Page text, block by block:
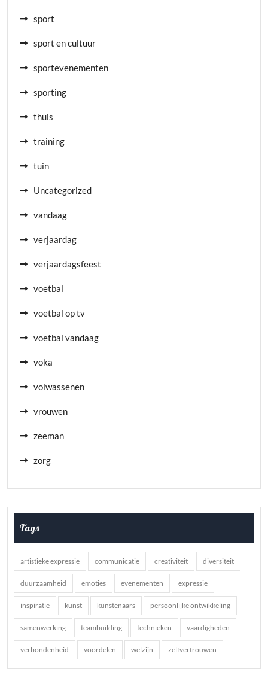
sport
sport en cultuur
sportevenementen
sporting
thuis
training
tuin
Uncategorized
vandaag
verjaardag
verjaardagsfeest
voetbal
voetbal op tv
voetbal vandaag
voka
volwassenen
vrouwen
zeeman
zorg
Tags
artistieke expressie communicatie creativiteit diversiteit
duurzaamheid emoties evenementen expressie
inspiratie kunst kunstenaars persoonlijke ontwikkeling
samenwerking teambuilding technieken vaardigheden
verbondenheid voordelen welzijn zelfvertrouwen